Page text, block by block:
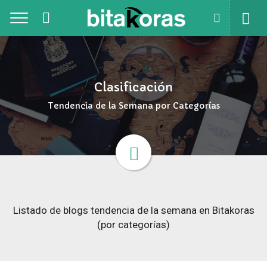
Clasificación
Tendencia de la Semana por Categorías
Listado de blogs tendencia de la semana en Bitakoras
(por categorías)